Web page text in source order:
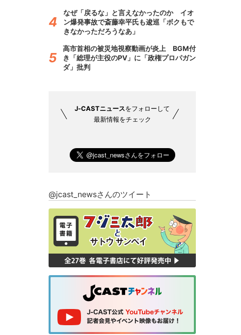
なぜ「戻るな」と言えなかったのか イオ
ン爆発事故で斎藤幸平氏も逡巡「ボクもで
きなかっただろうなあ」
高市首相の被災地視察動画が炎上 BGM付
き「総理が主役のPV」に「政権プロパガン
ダ」批判
J-CASTニュースをフォローして
最新情報をチェック
@jcast_newsさんのツイート